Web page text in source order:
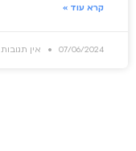
קרא עוד »
07/06/2024 אין תגובות